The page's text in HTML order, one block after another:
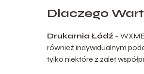
Dlaczego
Drukarnia Łódź –
również indywidualnym
tylko niektóre z zalet